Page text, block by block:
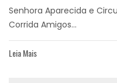
Senhora Aparecida e
Corrida Amigos...
Leia Mais